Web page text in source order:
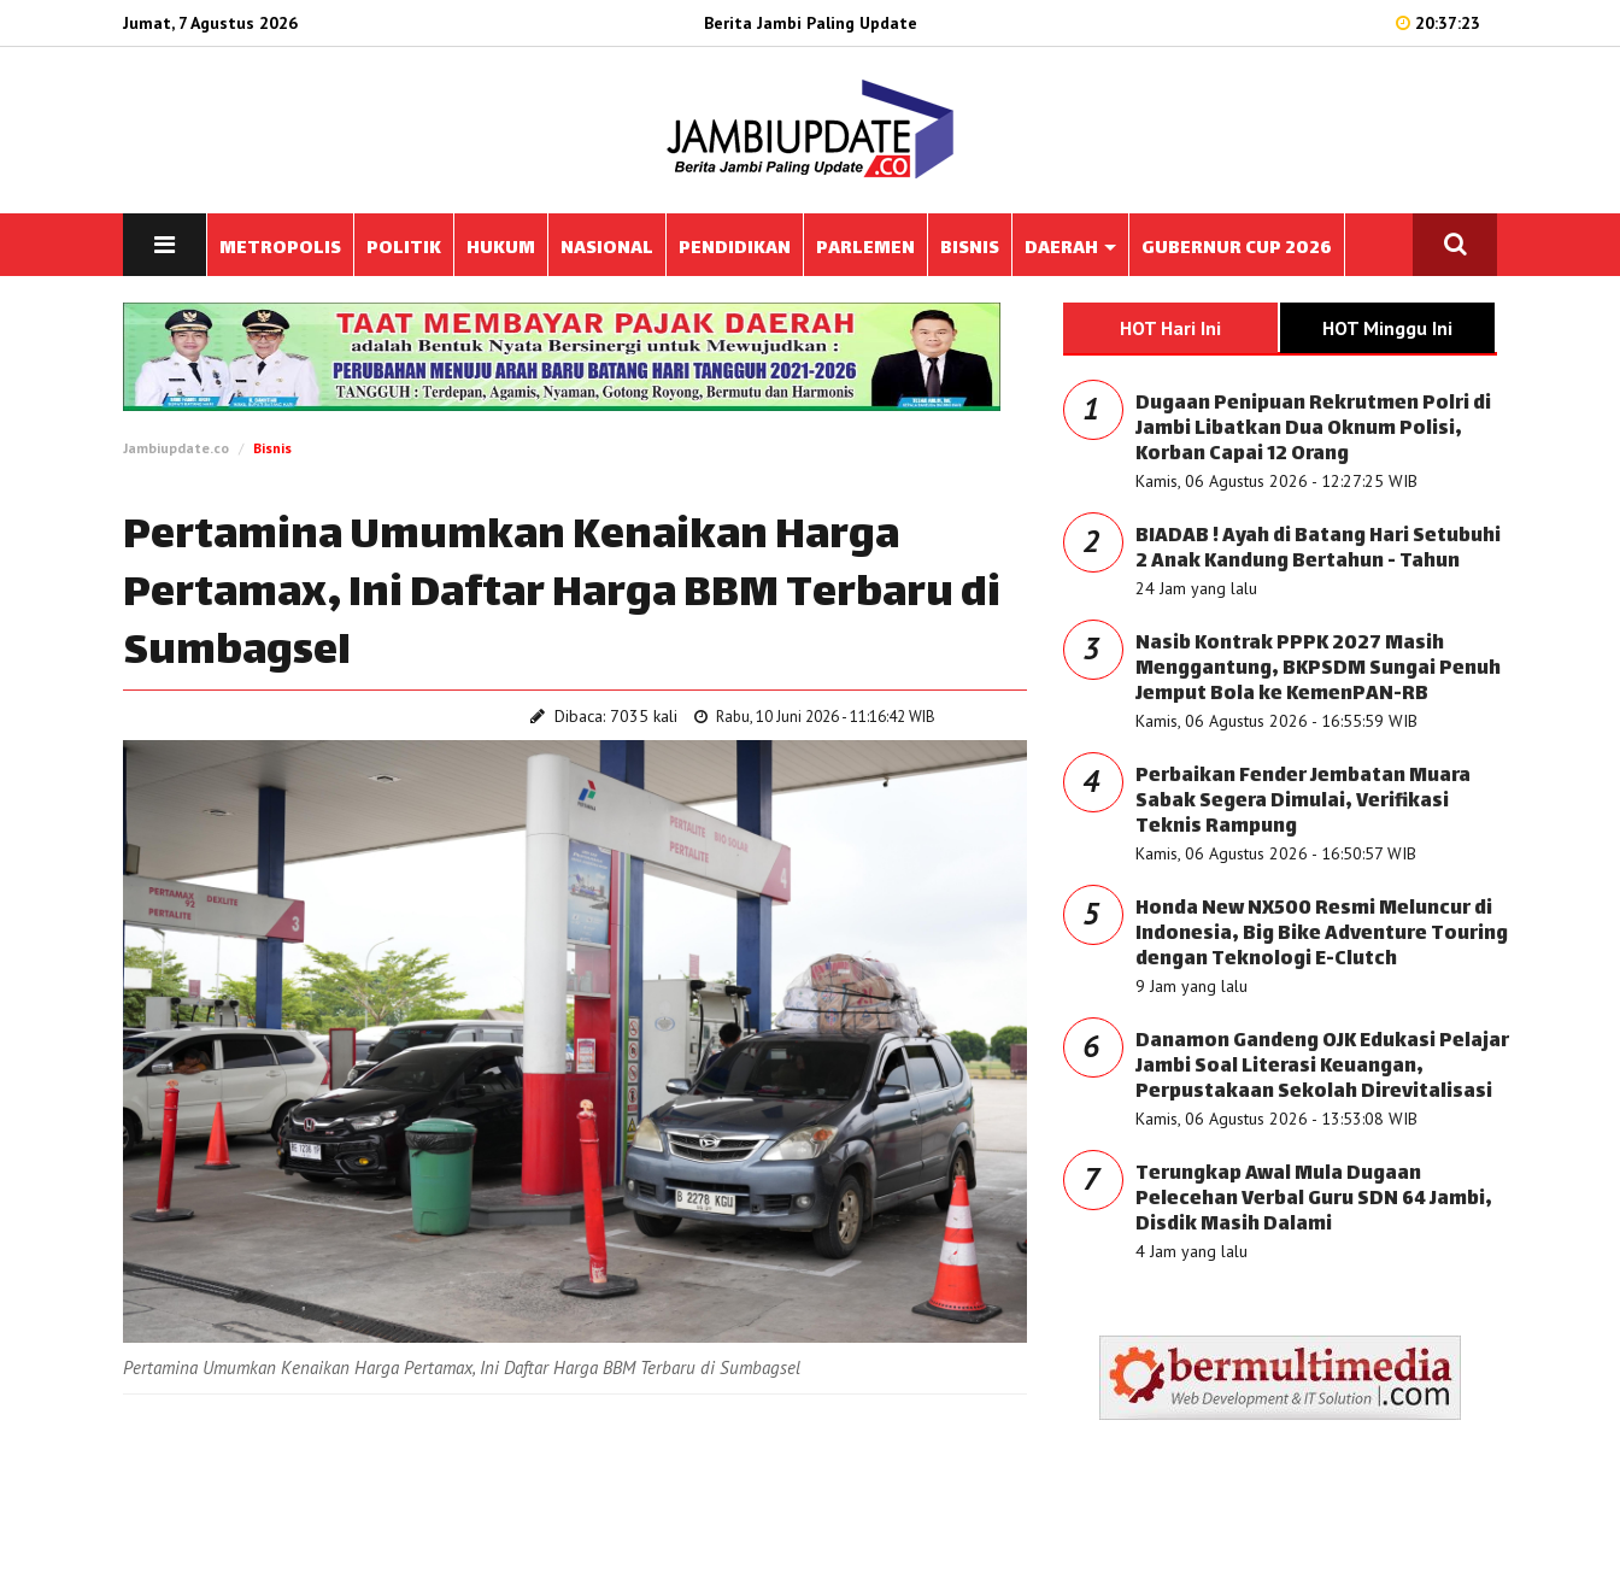
Jumat, 7 Agustus 2026 Berita Jambi Paling Update 20:37:23
METROPOLIS POLITIK HUKUM NASIONAL PENDIDIKAN PARLEMEN BISNIS DAERAH GUBERNUR CUP 2026
Jambiupdate.co Bisnis
Pertamina Umumkan Kenaikan Harga
Pertamax, Ini Daftar Harga BBM Terbaru di
Sumbagsel
Dibaca: 7035 kali Rabu, 10 Juni 2026 - 11:16:42 WIB
Pertamina Umumkan Kenaikan Harga Pertamax, Ini Daftar Harga BBM Terbaru di Sumbagsel
HOT Hari Ini HOT Minggu Ini
1 Dugaan Penipuan Rekrutmen Polri di
Jambi Libatkan Dua Oknum Polisi,
Korban Capai 12 Orang
Kamis, 06 Agustus 2026 - 12:27:25 WIB
2 BIADAB ! Ayah di Batang Hari Setubuhi
2 Anak Kandung Bertahun - Tahun
24 Jam yang lalu
3 Nasib Kontrak PPPK 2027 Masih
Menggantung, BKPSDM Sungai Penuh
Jemput Bola ke KemenPAN-RB
Kamis, 06 Agustus 2026 - 16:55:59 WIB
4 Perbaikan Fender Jembatan Muara
Sabak Segera Dimulai, Verifikasi
Teknis Rampung
Kamis, 06 Agustus 2026 - 16:50:57 WIB
5 Honda New NX500 Resmi Meluncur di
Indonesia, Big Bike Adventure Touring
dengan Teknologi E-Clutch
9 Jam yang lalu
6 Danamon Gandeng OJK Edukasi Pelajar
Jambi Soal Literasi Keuangan,
Perpustakaan Sekolah Direvitalisasi
Kamis, 06 Agustus 2026 - 13:53:08 WIB
7 Terungkap Awal Mula Dugaan
Pelecehan Verbal Guru SDN 64 Jambi,
Disdik Masih Dalami
4 Jam yang lalu